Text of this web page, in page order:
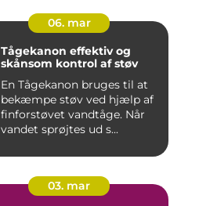
06. mar
Tågekanon effektiv og
skånsom kontrol af støv
En Tågekanon bruges til at
bekæmpe støv ved hjælp af
finforstøvet vandtåge. Når
vandet sprøjtes ud s...
03. mar